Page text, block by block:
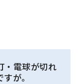
・電球が切れ
が。